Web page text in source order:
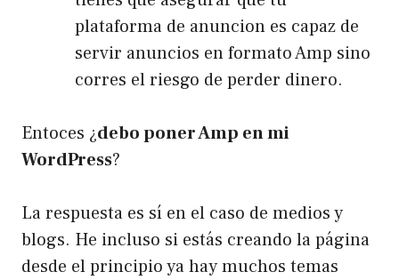
plataforma de anuncion es capaz de
servir anuncios en formato Amp sino
corres el riesgo de perder dinero.
Entoces ¿debo poner Amp en mi
WordPress?
La respuesta es sí en el caso de medios y
blogs. He incluso si estás creando la página
desde el principio ya hay muchos temas